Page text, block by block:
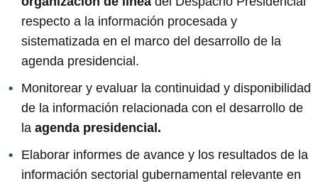
respecto a la información procesada y
sistematizada en el marco del desarrollo de la
agenda presidencial.
Monitorear y evaluar la continuidad y disponibilidad
de la información relacionada con el desarrollo de
la agenda presidencial.
Elaborar informes de avance y los resultados de la
información sectorial gubernamental relevante en